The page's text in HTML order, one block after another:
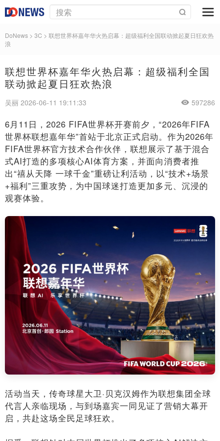
DoNews > 3C > 联想世界杯嘉年华火热启幕：超级福利全国联动掀起夏日狂欢热
浪
联想世界杯嘉年华火热启幕：超级福利全国
联动掀起夏日狂欢热浪
吴丽 2026-06-11 19:11:33 597286
6月11日，2026 FIFA世界杯开赛前夕，“2026年FIFA
世界杯联想嘉年华”首站于北京正式启动。作为2026年
FIFA世界杯官方技术合作伙伴，联想展示了基于混合
式AI打造的多项核心AI体育方案，并面向消费者推
出“禧从天降 一球千金”重磅让利活动，以“技术+场景
+福利”三重攻势，为中国球迷打造更加多元、沉浸的
观赛体验。
活动当天，传奇球星大卫·贝克汉姆作为联想集团全球
代言人亲临现场，与到场嘉宾一同见证了营销大幕开
启，共赴这场全民足球狂欢。